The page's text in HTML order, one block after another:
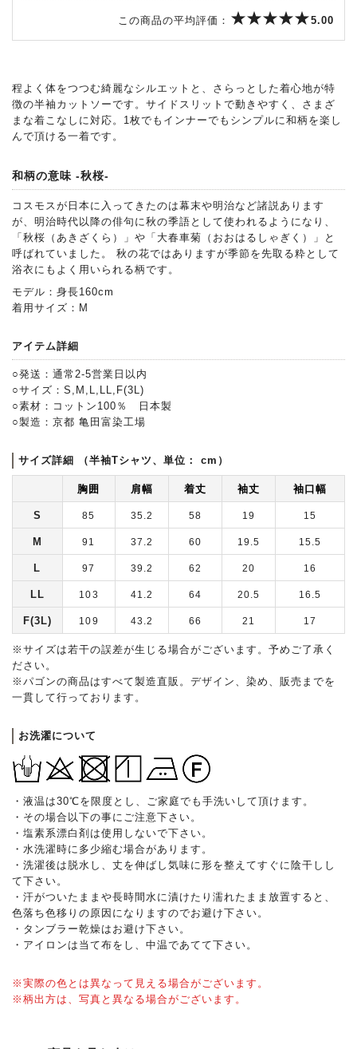
この商品の平均評価： 5.00
程よく体をつつむ綺麗なシルエットと、さらっとした着心地が特
徴の半袖カットソーです。サイドスリットで動きやすく、さまざ
まな着こなしに対応。1枚でもインナーでもシンプルに和柄を楽し
んで頂ける一着です。
和柄の意味 -秋桜-
コスモスが日本に入ってきたのは幕末や明治など諸説あります
が、明治時代以降の俳句に秋の季語として使われるようになり、
「秋桜（あきざくら）」や「大春車菊（おおはるしゃぎく）」と
呼ばれていました。 秋の花ではありますが季節を先取る粋として
浴衣にもよく用いられる柄です。
モデル：身長160cm
着用サイズ：M
アイテム詳細
○発送：通常2-5営業日以内
○サイズ：S,M,L,LL,F(3L)
○素材：コットン100％ 日本製
○製造：京都 亀田富染工場
サイズ詳細 （半袖Tシャツ、単位： cm）
胸囲 肩幅 着丈 袖丈 袖口幅
S 85 35.2 58 19 15
M 91 37.2 60 19.5 15.5
L 97 39.2 62 20 16
LL 103 41.2 64 20.5 16.5
F(3L) 109 43.2 66 21 17
※サイズは若干の誤差が生じる場合がございます。予めご了承く
ださい。
※パゴンの商品はすべて製造直販。デザイン、染め、販売までを
一貫して行っております。
お洗濯について
・液温は30℃を限度とし、ご家庭でも手洗いして頂けます。
・その場合以下の事にご注意下さい。
・塩素系漂白剤は使用しないで下さい。
・水洗濯時に多少縮む場合があります。
・洗濯後は脱水し、丈を伸ばし気味に形を整えてすぐに陰干しし
て下さい。
・汗がついたままや長時間水に漬けたり濡れたまま放置すると、
色落ち色移りの原因になりますのでお避け下さい。
・タンブラー乾燥はお避け下さい。
・アイロンは当て布をし、中温であてて下さい。
※実際の色とは異なって見える場合がございます。
※柄出方は、写真と異なる場合がございます。